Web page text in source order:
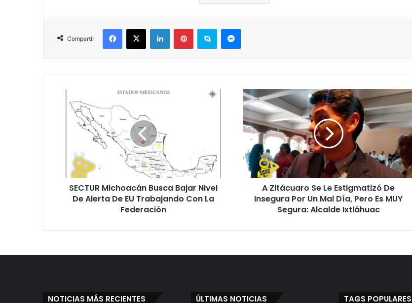
Compartir
Facebook
X LinkedInPinterestSkype Messenger
Michoacán
Busca
Alerta
EU
Trabajando
SECTUR Michoacán Busca Bajar Nivel
De Alerta De EU Trabajando Con La
Federación
A
Zitácuaro
Le
Estigmatizó
Insegura
Por
Un
A Zitácuaro Se Le Estigmatizó De
Insegura Por Un Mal Día, Pero Es MUY
Segura: Alcalde Ixtláhuac
NOTICIAS MÁS RECIENTES ÚLTIMAS NOTICIAS TAGS POPULARES